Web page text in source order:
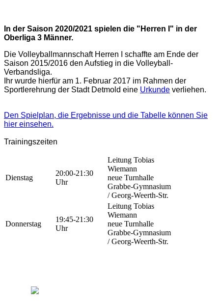
In der Saison 2020/2021 spielen die "Herren I" in der
Oberliga 3 Männer.
Die Volleyballmannschaft Herren I schaffte am Ende der
Saison 2015/2016 den Aufstieg in die Volleyball-
Verbandsliga.
Ihr wurde hierfür am 1. Februar 2017 im Rahmen der
Sportlerehrung der Stadt Detmold eine Urkunde verliehen.
Den Spielplan, die Ergebnisse und die Tabelle können Sie
hier einsehen.
Trainingszeiten
Dienstag
20:00-21:30
Uhr
Leitung Tobias
Wiemann
neue Turnhalle
Grabbe-Gymnasium
/ Georg-Weerth-Str.
Donnerstag
19:45-21:30
Uhr
Leitung Tobias
Wiemann
neue Turnhalle
Grabbe-Gymnasium
/ Georg-Weerth-Str.